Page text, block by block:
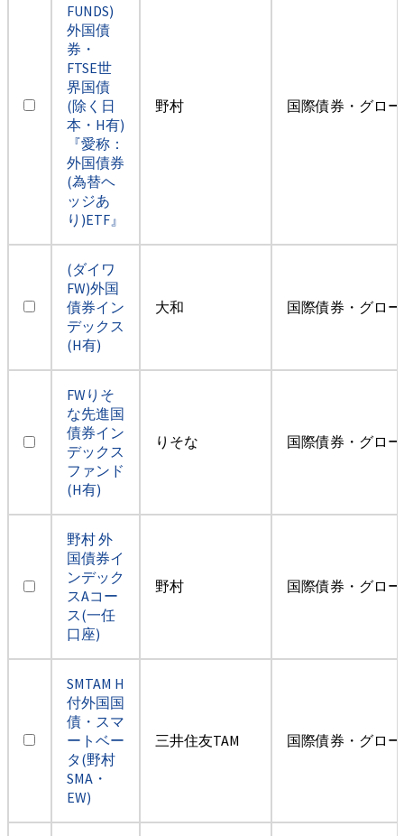
FUNDS)
外国債
券・
FTSE世
界国債
(除く日
本・H有)
『愛称：
外国債券
(為替ヘ
ッジあ
り)ETF』
野村 国際債券・グロ
(ダイワ
FW)外国
債券イン
デックス
(H有)
大和 国際債券・グロ
FWりそ
な先進国
債券イン
デックス
ファンド
(H有)
りそな 国際債券・グロ
野村 外
国債券イ
ンデック
スAコー
ス(一任
口座)
野村 国際債券・グロ
SMTAM H
付外国国
債・スマ
ートベー
タ(野村
SMA・
EW)
三井住友TAM 国際債券・グロ